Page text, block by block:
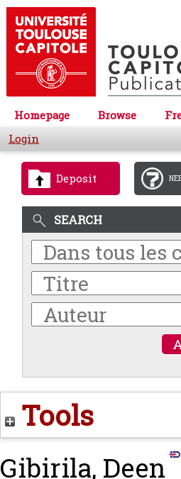
Homepage Browse
Login
Deposit
SEARCH
Tools
Gibirila, Deen